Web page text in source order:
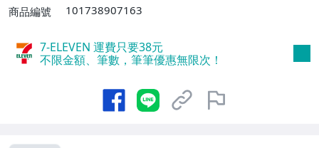
商品編號
101738907163
7-ELEVEN 運費只要38元
不限金額、筆數，筆筆優惠無限次！